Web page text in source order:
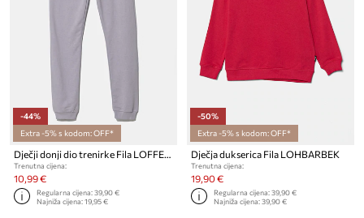
-44%
Extra -5% s kodom: OFF*
Trenutna cijena:
10,99 €
Regularna cijena:39,90 €
Najniža cijena:19,95 €
-50%
Extra -5% s kodom: OFF*
Dječja dukserica Fila LOHBARBEK
Trenutna cijena:
19,90 €
Regularna cijena:39,90 €
Najniža cijena:39,90 €